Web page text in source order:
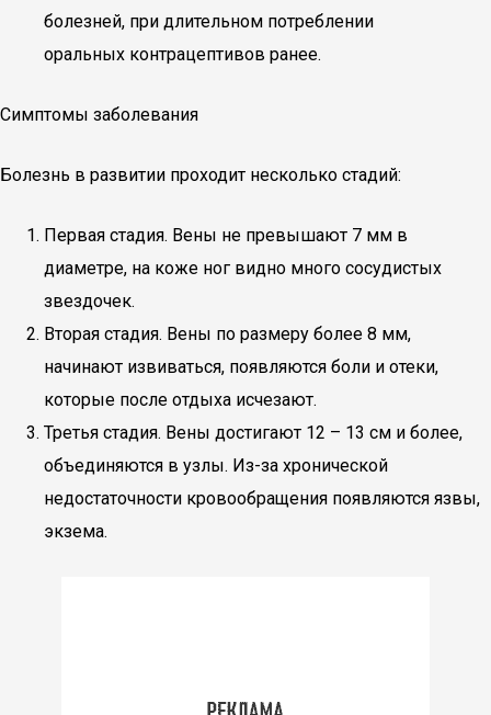
болезней, при длительном потреблении
оральных контрацептивов ранее.
Симптомы заболевания
Болезнь в развитии проходит несколько стадий:
Первая стадия. Вены не превышают 7 мм в
диаметре, на коже ног видно много сосудистых
звездочек.
Вторая стадия. Вены по размеру более 8 мм,
начинают извиваться, появляются боли и отеки,
которые после отдыха исчезают.
Третья стадия. Вены достигают 12 – 13 см и более,
объединяются в узлы. Из-за хронической
недостаточности кровообращения появляются язвы,
экзема.